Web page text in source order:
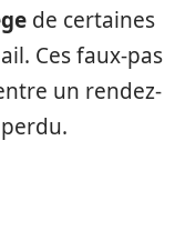
de certaines
Ces faux-pas
un rendez-